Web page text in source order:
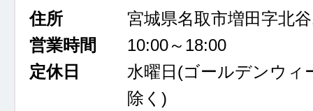
住所
宮城県名取市増田字北
営業時間
10:00～18:00
定休日
水曜日 (ゴールデンウィ
除く)